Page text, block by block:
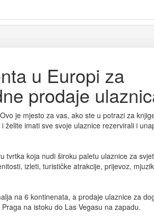
u Europi za
prodaje
je mjesto za vas, ako ste u potrazi za
želite imati sve svoje ulaznice rezervirali i
tvrtka koja nudi široku paletu ulaznice za
izleti, turističke atrakcije, prijevoz,
na 6 kontinenata, a prodaje ulaznice za
na istoku do Las Vegasu na zapadu.